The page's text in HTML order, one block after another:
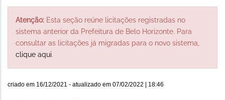
Atenção: Esta seção reúne licitações registradas no
sistema anterior da Prefeitura de Belo Horizonte. Para
consultar as licitações já migradas para o novo sistema,
clique aqui.
criado em 16/12/2021 - atualizado em 07/02/2022 | 18:46